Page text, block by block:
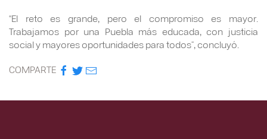
“El reto es grande, pero el compromiso es mayor.
Trabajamos por una Puebla más educada, con justicia
social y mayores oportunidades para todos”, concluyó.
COMPARTE